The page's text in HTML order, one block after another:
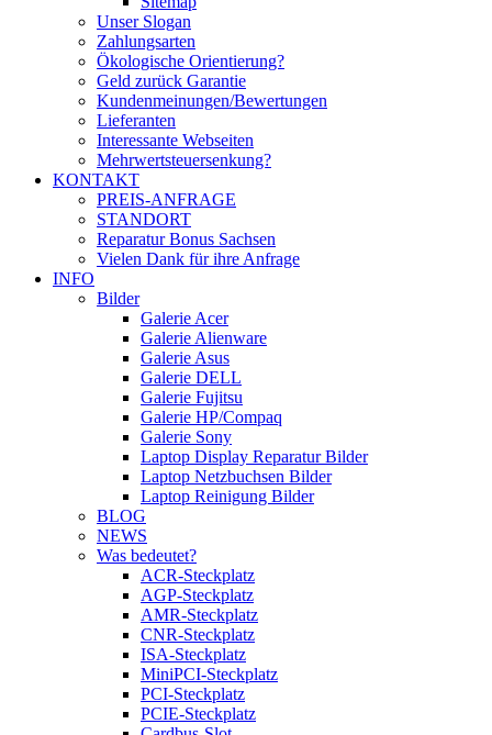
Unser Slogan
Zahlungsarten
Ökologische Orientierung?
Geld zurück Garantie
Kundenmeinungen/Bewertungen
Lieferanten
Interessante Webseiten
Mehrwertsteuersenkung?
KONTAKT
PREIS-ANFRAGE
STANDORT
Reparatur Bonus Sachsen
Vielen Dank für ihre Anfrage
INFO
Bilder
Galerie Acer
Galerie Alienware
Galerie Asus
Galerie DELL
Galerie Fujitsu
Galerie HP/Compaq
Galerie Sony
Laptop Display Reparatur Bilder
Laptop Netzbuchsen Bilder
Laptop Reinigung Bilder
BLOG
NEWS
Was bedeutet?
ACR-Steckplatz
AGP-Steckplatz
AMR-Steckplatz
CNR-Steckplatz
ISA-Steckplatz
MiniPCI-Steckplatz
PCI-Steckplatz
PCIE-Steckplatz